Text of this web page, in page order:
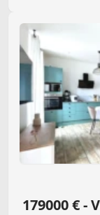
179000 € -